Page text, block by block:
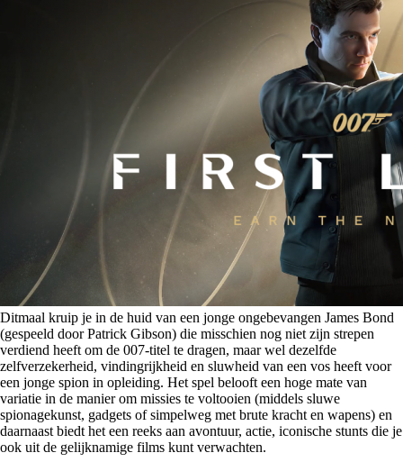
Ditmaal kruip je in de huid van een jonge ongebevangen James Bond
(gespeeld door Patrick Gibson) die misschien nog niet zijn strepen
verdiend heeft om de 007-titel te dragen, maar wel dezelfde
zelfverzekerheid, vindingrijkheid en sluwheid van een vos heeft voor
een jonge spion in opleiding. Het spel belooft een hoge mate van
variatie in de manier om missies te voltooien (middels sluwe
spionagekunst, gadgets of simpelweg met brute kracht en wapens) en
daarnaast biedt het een reeks aan avontuur, actie, iconische stunts die je
ook uit de gelijknamige films kunt verwachten.